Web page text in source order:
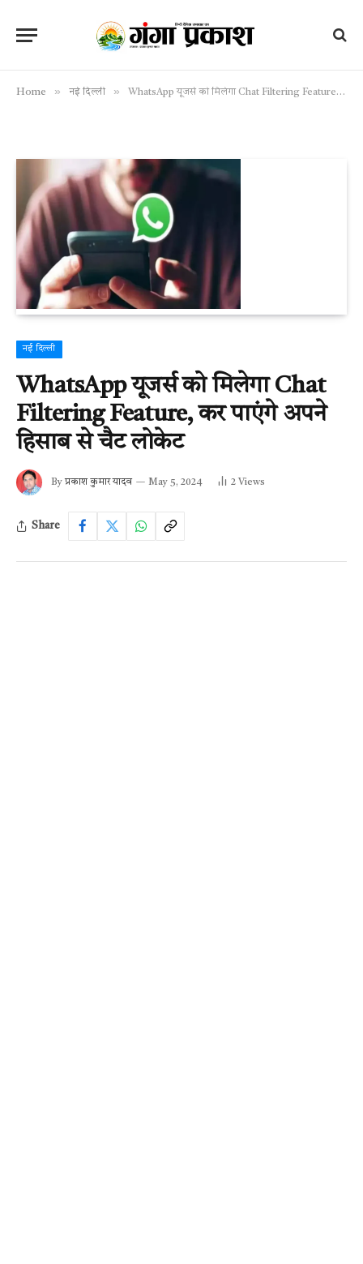
Home » नई दिल्ली » WhatsApp यूजर्स को मिलेगा Chat Filtering Feature, कर पाएंगे अपने हिसाब से चैट लोकेट
नई दिल्ली
WhatsApp यूजर्स को मिलेगा Chat
Filtering Feature, कर पाएंगे अपने
हिसाब से चैट लोकेट
By प्रकाश कुमार यादव May 5, 2024 2 Views
Share